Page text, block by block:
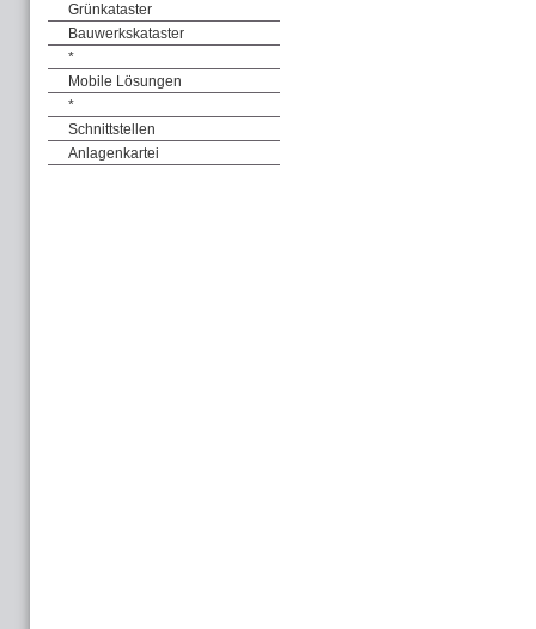
Grünkataster
Bauwerkskataster
*
Mobile Lösungen
*
Schnittstellen
Anlagenkartei